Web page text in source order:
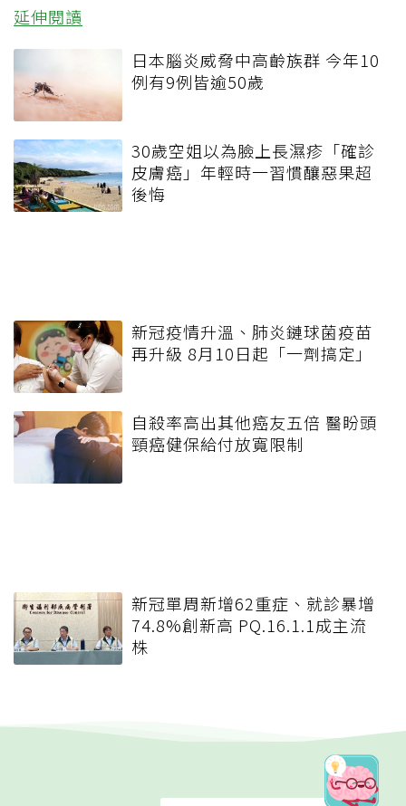
延伸閱讀
日本腦炎威脅中高齡族群 今年10
例有9例皆逾50歲
30歲空姐以為臉上長濕疹「確診
皮膚癌」年輕時一習慣釀惡果超
後悔
新冠疫情升溫、肺炎鏈球菌疫苗
再升級 8月10日起「一劑搞定」
自殺率高出其他癌友五倍 醫盼頭
頸癌健保給付放寬限制
新冠單周新增62重症、就診暴增
74.8%創新高 PQ.16.1.1成主流
株